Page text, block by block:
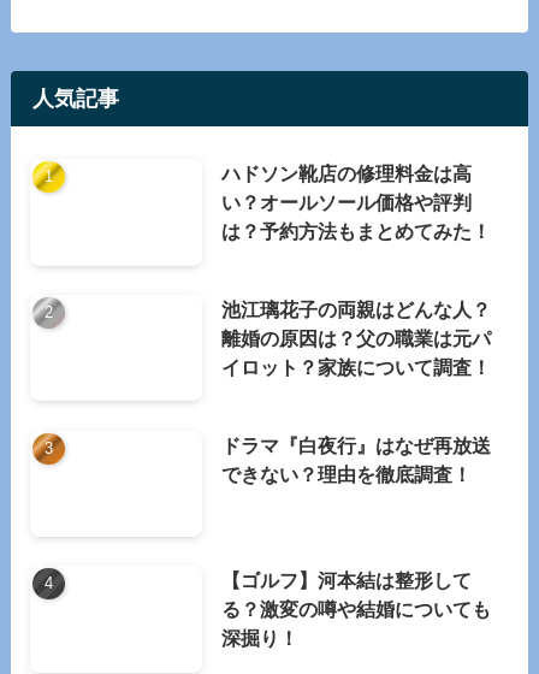
人気記事
ハドソン靴店の修理料金は高
い？オールソール価格や評判
は？予約方法もまとめてみた！
池江璃花子の両親はどんな人？
離婚の原因は？父の職業は元パ
イロット？家族について調査！
ドラマ『白夜行』はなぜ再放送
できない？理由を徹底調査！
【ゴルフ】河本結は整形して
る？激変の噂や結婚についても
深掘り！